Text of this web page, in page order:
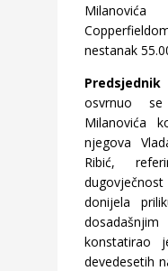
nestanak
osvrnuo
Milanovića
njegova
Ribić,
donijela
konstatirao
devedesetih